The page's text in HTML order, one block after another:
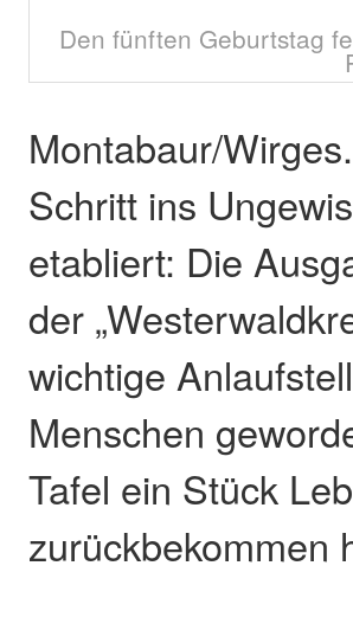
Den fünften Geburtstag
Montabaur/
Schritt ins
etabliert: Die
der
wichtige
Menschen
Tafel ein Stück
zurückbekommen